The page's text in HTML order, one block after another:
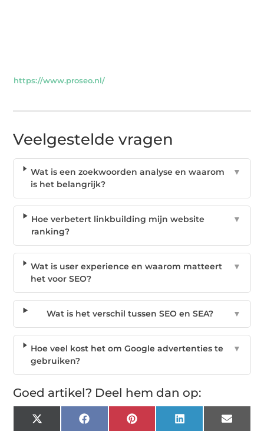
https://www.proseo.nl/
Veelgestelde vragen
Wat is een zoekwoorden analyse en waarom
is het belangrijk?
▼
Hoe verbetert linkbuilding mijn website
ranking?
▼
Wat is user experience en waarom matteert
het voor SEO?
▼
Wat is het verschil tussen SEO en SEA? ▼
Hoe veel kost het om Google advertenties te
gebruiken?
▼
Goed artikel? Deel hem dan op:
X
(Twitter)
Facebook Pinterest LinkedIn Email